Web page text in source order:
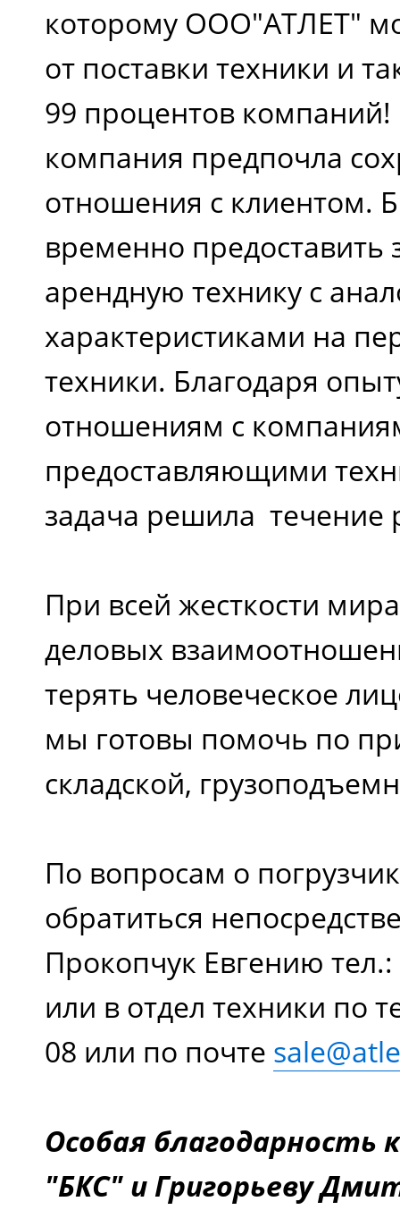
которому ООО"АТЛЕТ"
от поставки техники и
99 процентов
компания предпочла
отношения с клиентом.
временно предоставить
арендную технику с
характеристиками на
техники. Благодаря
отношениям с
предоставляющими
задача решила течение
При всей жесткости
деловых
терять человеческое
мы готовы помочь по
складской,
По вопросам о
обратиться
Прокопчук Евгению тел.:
или в отдел техники по
08 или по почте
Особая благодарность
"БКС" и Григорьеву